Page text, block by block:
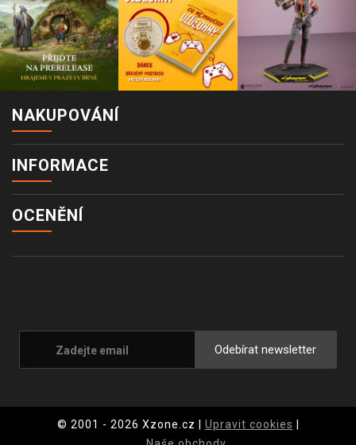
NAKUPOVÁNÍ
INFORMACE
OCENĚNÍ
Odebírat newsletter
© 2001 - 2026 Xzone.cz | Upravit cookies